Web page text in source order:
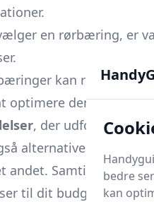
en rørbæring, er
kan reducere
optimere deres
, der udforsker
alternativer til
andet. Samtidig er
til dit budget uden
bedre
kan